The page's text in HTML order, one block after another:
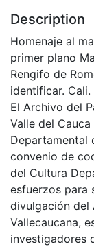
Description
Homenaje al
primer plano
Rengifo de
identificar.
El Archivo del
Valle del
Departamental
convenio de
del Cultura
esfuerzos para
divulgación del
Vallecaucana,
investigadores